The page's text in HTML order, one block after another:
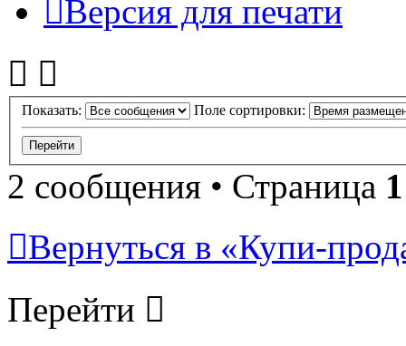
Версия для печати
Показать: Поле сортировки:
2 сообщения • Страница 1
Вернуться в «Купи-
Перейти